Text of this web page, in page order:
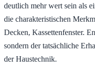
deutlich mehr wert sein als
die charakteristischen
Decken, Kassettenfenster.
sondern der tatsächliche
der Haustechnik.